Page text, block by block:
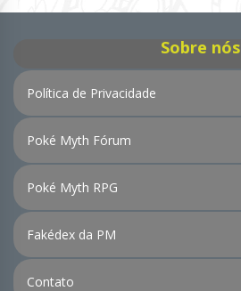
Sobre nós
Política de Privacidade
Poké Myth Fórum
Poké Myth RPG
Fakédex da PM
Contato